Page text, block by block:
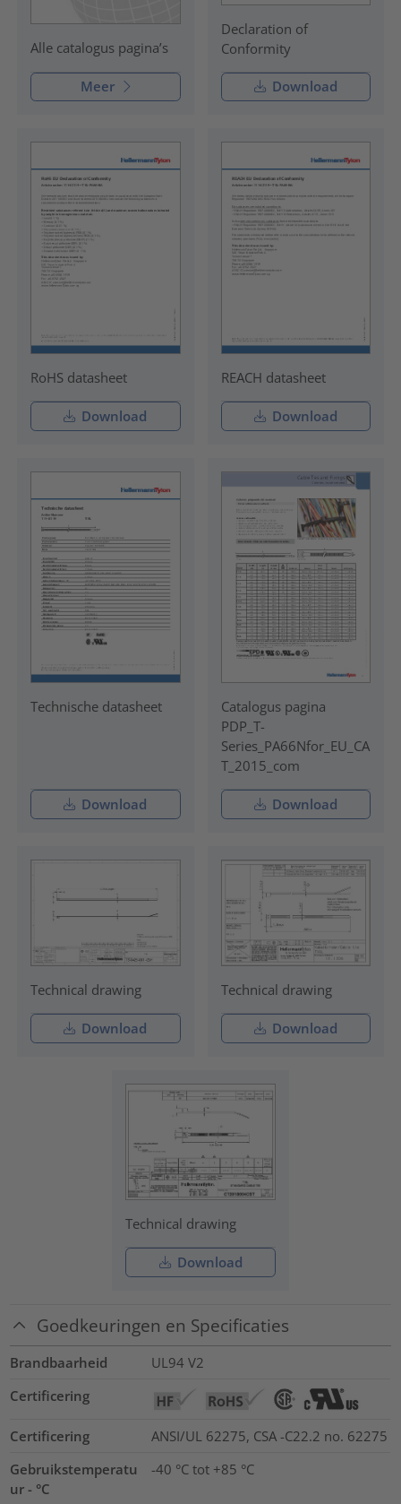
Alle catalogus pagina’s
Meer
Declaration of
Conformity
Download
RoHS datasheet
Download
REACH datasheet
Download
Technische datasheet
Download
Catalogus pagina
PDP_T-
Series_PA66Nfor_EU_CA
T_2015_com
Download
Technical drawing
Download
Technical drawing
Download
Technical drawing
Download
Goedkeuringen en Specificaties
Brandbaarheid
UL94 V2
Certificering
Certificering
ANSI/UL 62275, CSA -C22.2 no. 62275
Gebruikstemperatu
ur - °C
-40 °C tot +85 °C